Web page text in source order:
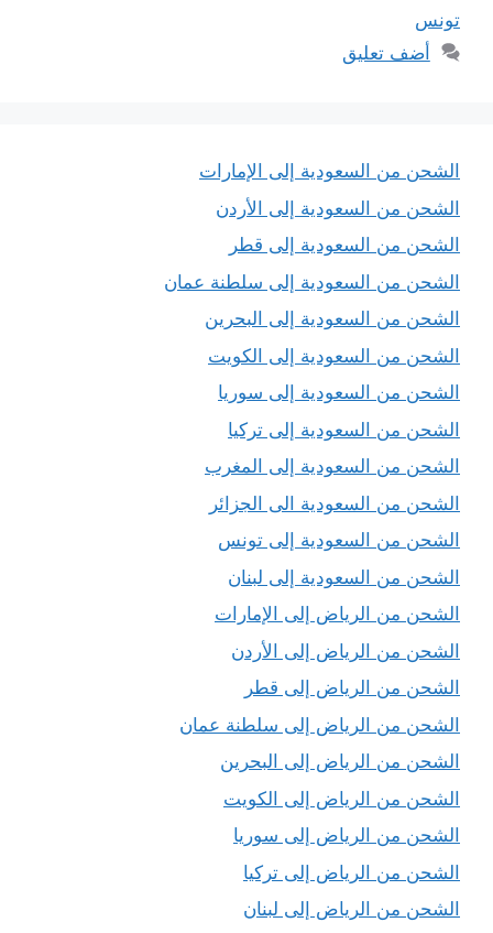
تونس
أضف تعليق
الشحن من السعودية إلى الإمارات
الشحن من السعودية إلى الأردن
الشحن من السعودية إلى قطر
الشحن من السعودية إلى سلطنة عمان
الشحن من السعودية إلى البحرين
الشحن من السعودية إلى الكويت
الشحن من السعودية إلى سوريا
الشحن من السعودية إلى تركيا
الشحن من السعودية إلى المغرب
الشحن من السعودية الى الجزائر
الشحن من السعودية إلى تونس
الشحن من السعودية إلى لبنان
الشحن من الرياض إلى الإمارات
الشحن من الرياض إلى الأردن
الشحن من الرياض إلى قطر
الشحن من الرياض إلى سلطنة عمان
الشحن من الرياض إلى البحرين
الشحن من الرياض إلى الكويت
الشحن من الرياض إلى سوريا
الشحن من الرياض إلى تركيا
الشحن من الرياض إلى لبنان